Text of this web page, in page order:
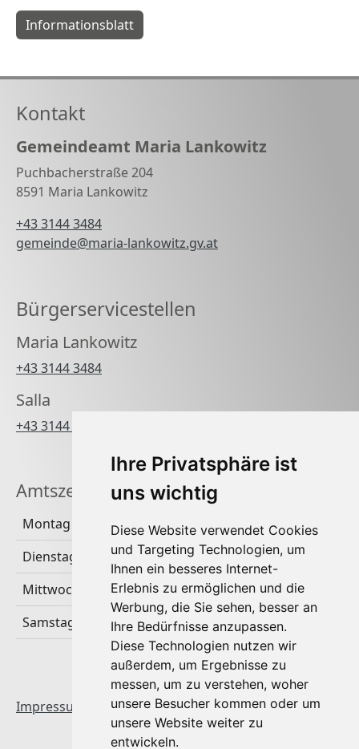
Ihre Privatsphäre ist
uns wichtig
Diese Website verwendet Cookies
und Targeting Technologien, um
Ihnen ein besseres Internet-
Erlebnis zu ermöglichen und die
Werbung, die Sie sehen, besser an
Ihre Bedürfnisse anzupassen.
Diese Technologien nutzen wir
außerdem, um Ergebnisse zu
messen, um zu verstehen, woher
unsere Besucher kommen oder um
unsere Website weiter zu
entwickeln.
Informationsblatt
Kontakt
Gemeindeamt Maria Lankowitz
Puchbacherstraße 204
8591 Maria Lankowitz
+43 3144 3484
gemeinde@maria-lankowitz.gv.at
Bürgerservicestellen
Maria Lankowitz
+43 3144 3484
Salla
+43 3144 3484 270
Amtszeiten
Montag
Dienstag & Donnerstag
Mittwoch & Freitag
Samstag & Sonntag
Impressum & Datenschutz|Startseite